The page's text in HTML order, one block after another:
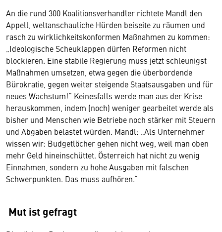
An die rund 300 Koalitionsverhandler richtete Mandl den
Appell, weltanschauliche Hürden beiseite zu räumen und
rasch zu wirklichkeitskonformen Maßnahmen zu kommen:
„Ideologische Scheuklappen dürfen Reformen nicht
blockieren. Eine stabile Regierung muss jetzt schleunigst
Maßnahmen umsetzen, etwa gegen die überbordende
Bürokratie, gegen weiter steigende Staatsausgaben und für
neues Wachstum!“ Keinesfalls werde man aus der Krise
herauskommen, indem (noch) weniger gearbeitet werde als
bisher und Menschen wie Betriebe noch stärker mit Steuern
und Abgaben belastet würden. Mandl: „Als Unternehmer
wissen wir: Budgetlöcher gehen nicht weg, weil man oben
mehr Geld hineinschüttet. Österreich hat nicht zu wenig
Einnahmen, sondern zu hohe Ausgaben mit falschen
Schwerpunkten. Das muss aufhören.“
Mut ist gefragt